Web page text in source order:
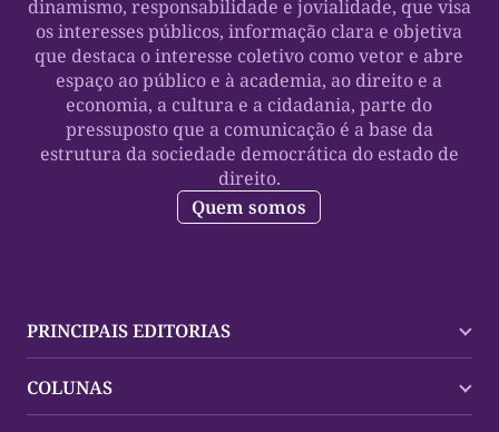
dinamismo, responsabilidade e jovialidade, que visa
os interesses públicos, informação clara e objetiva
que destaca o interesse coletivo como vetor e abre
espaço ao público e à academia, ao direito e a
economia, a cultura e a cidadania, parte do
pressuposto que a comunicação é a base da
estrutura da sociedade democrática do estado de
direito.
Quem somos
PRINCIPAIS EDITORIAS
Palmas
COLUNAS